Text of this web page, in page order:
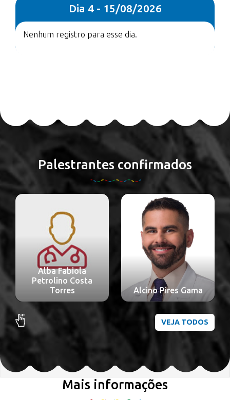
Dia 4 - 15/08/2026
Nenhum registro para esse dia.
Palestrantes confirmados
Alba Fabiola
Petrolino Costa
Torres
Alcino Pires Gama
VEJA TODOS
Mais informações